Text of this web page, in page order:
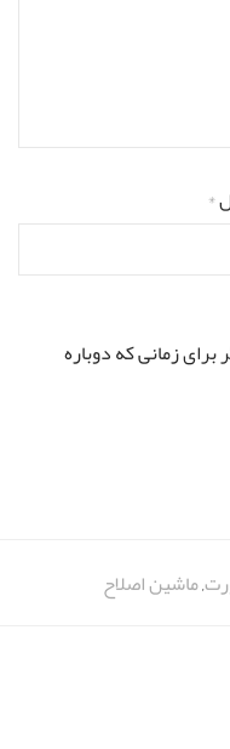
*
زمانی که دوباره
,ماشین اصلاح